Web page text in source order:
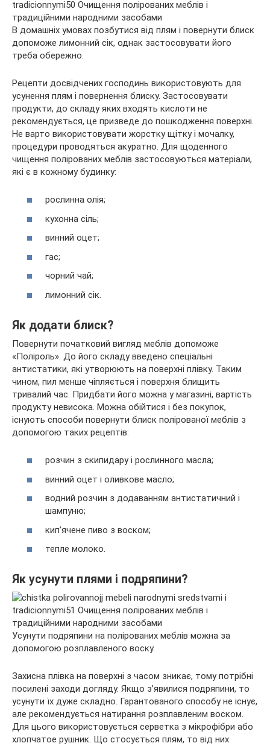
В домашніх умовах позбутися від плям і повернути блиск
допоможе лимонний сік, однак застосовувати його
треба обережно.
Рецепти досвідчених господинь використовують для
усунення плям і повернення блиску. Застосовувати
продукти, до складу яких входять кислоти не
рекомендується, це призведе до пошкодження поверхні.
Не варто використовувати жорстку щітку і мочалку,
процедури проводяться акуратно. Для щоденного
чищення полірованих меблів застосовуються матеріали,
які є в кожному будинку:
рослинна олія;
кухонна сіль;
винний оцет;
гас;
чорний чай;
лимонний сік.
Як додати блиск?
Повернути початковий вигляд меблів допоможе
«Поліроль». До його складу введено спеціальні
антистатики, які утворюють на поверхні плівку. Таким
чином, пил менше чіпляється і поверхня блищить
тривалий час. Придбати його можна у магазині, вартість
продукту невисока. Можна обійтися і без покупок,
існують способи повернути блиск полірованої меблів з
допомогою таких рецептів:
розчин з скипидару і рослинного масла;
винний оцет і оливкове масло;
водний розчин з додаванням антистатичний і
шампуню;
кип’ячене пиво з воском;
тепле молоко.
Як усунути плями і подряпини?
Усунути подряпини на полірованих меблів можна за
допомогою розплавленого воску.
Захисна плівка на поверхні з часом зникає, тому потрібні
посилені заходи догляду. Якщо з’явилися подряпини, то
усунути їх дуже складно. Гарантованого способу не існує,
але рекомендується натирання розплавленим воском.
Для цього використовується серветка з мікрофібри або
хлопчатое рушник. Що стосується плям, то від них